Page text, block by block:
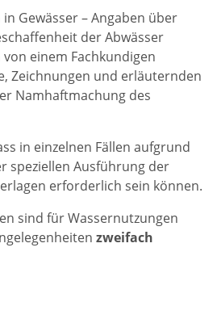
Gewässer – Angaben über
der Abwässer
einem Fachkundigen
Zeichnungen und erläuternden
Namhaftmachung des
in einzelnen Fällen aufgrund
speziellen Ausführung der
erforderlich sein können.
sind für Wassernutzungen
zweifach